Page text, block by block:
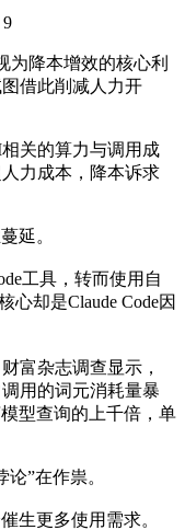
9
为降本增效的核心利
借此削减人力开
关的算力与调用成
力成本，降本诉求
延。
工具，转而使用自
却是Claude Code因
富杂志调查显示，
用的词元消耗量暴
型查询的上千倍，单
”在作祟。
生更多使用需求。